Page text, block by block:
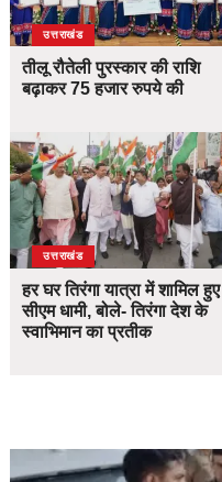
उत्तराखंड
तीलू रौतेली पुरस्कार की राशि
बढ़ाकर 75 हजार रुपये की
उत्तराखंड
हर घर तिरंगा यात्रा में शामिल हुए
सीएम धामी, बोले- तिरंगा देश के
स्वाभिमान का प्रतीक